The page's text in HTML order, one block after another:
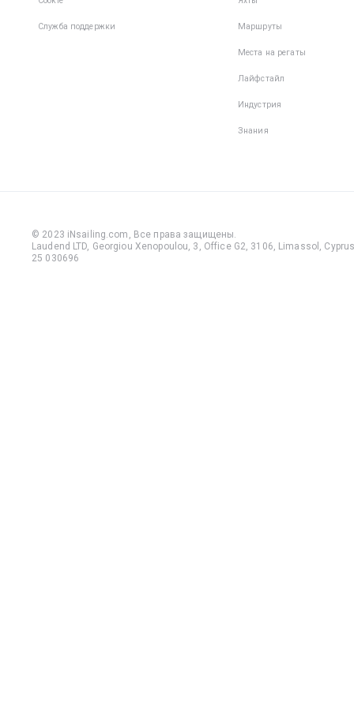
Служба поддержки Маршруты
Места на регаты
Лайфстайл
Индустрия
Знания
© 2023 iNsailing.com, Все права защищены.
Laudend LTD, Georgiou Xenopoulou, 3, Office G2, 3106, Limassol,
25 030696